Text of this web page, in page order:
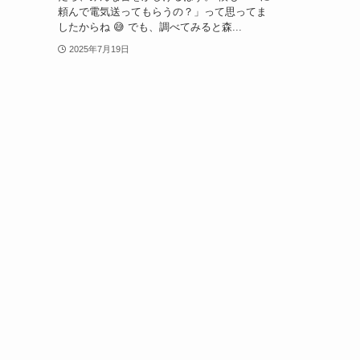
頼んで電気送ってもらうの？」って思ってま
したからね 😅 でも、調べてみると森...
2025年7月19日